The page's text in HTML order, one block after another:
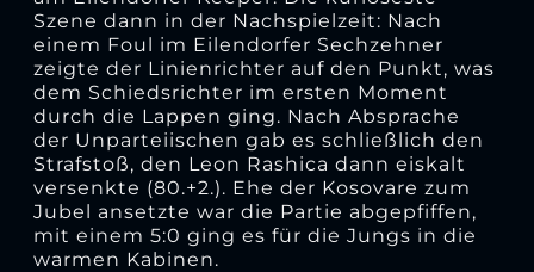
Szene dann in der Nachspielzeit: Nach
einem Foul im Eilendorfer Sechzehner
zeigte der Linienrichter auf den Punkt, was
dem Schiedsrichter im ersten Moment
durch die Lappen ging. Nach Absprache
der Unparteiischen gab es schließlich den
Strafstoß, den Leon Rashica dann eiskalt
versenkte (80.+2.). Ehe der Kosovare zum
Jubel ansetzte war die Partie abgepfiffen,
mit einem 5:0 ging es für die Jungs in die
warmen Kabinen.